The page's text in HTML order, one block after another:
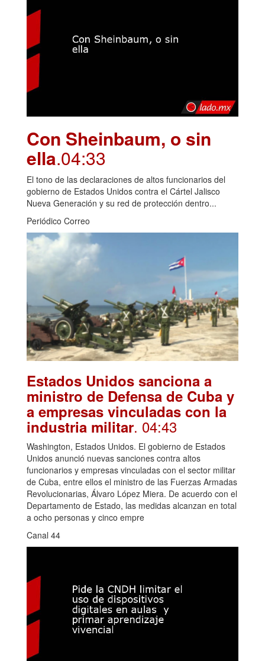
Con Sheinbaum, o sin
ella.04:33
El tono de las declaraciones de altos funcionarios del
gobierno de Estados Unidos contra el Cártel Jalisco
Nueva Generación y su red de protección dentro...
Periódico Correo
Estados Unidos sanciona a
ministro de Defensa de Cuba y
a empresas vinculadas con la
industria militar. 04:43
Washington, Estados Unidos. El gobierno de Estados
Unidos anunció nuevas sanciones contra altos
funcionarios y empresas vinculadas con el sector militar
de Cuba, entre ellos el ministro de las Fuerzas Armadas
Revolucionarias, Álvaro López Miera. De acuerdo con el
Departamento de Estado, las medidas alcanzan en total
a ocho personas y cinco empre
Canal 44